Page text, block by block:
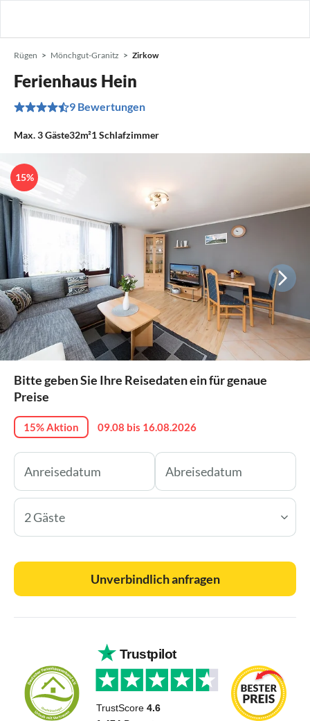
Rügen Mönchgut-Granitz Zirkow
Ferienhaus Hein
9 Bewertungen
Max.3Gäste32m²1Schlafzimmer
15%
Bitte geben Sie Ihre Reisedaten ein für genaue
Preise
15% Aktion 09.08 bis 16.08.2026
2 Gäste
Unverbindlich anfragen